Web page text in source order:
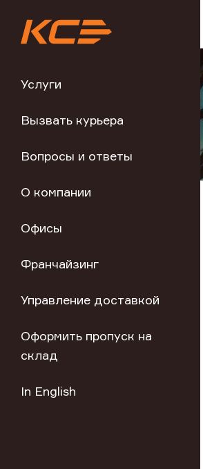
Услуги
Вызвать курьера
Вопросы и ответы
О компании
Офисы
Франчайзинг
Управление доставкой
Оформить пропуск на
склад
In English